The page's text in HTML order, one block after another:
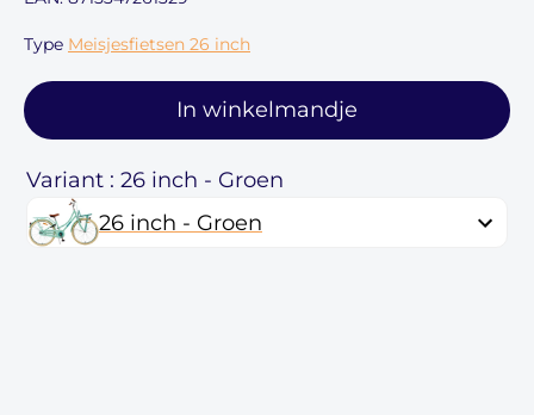
Type Meisjesfietsen 26 inch
In winkelmandje
Variant : 26 inch - Groen
26 inch - Groen